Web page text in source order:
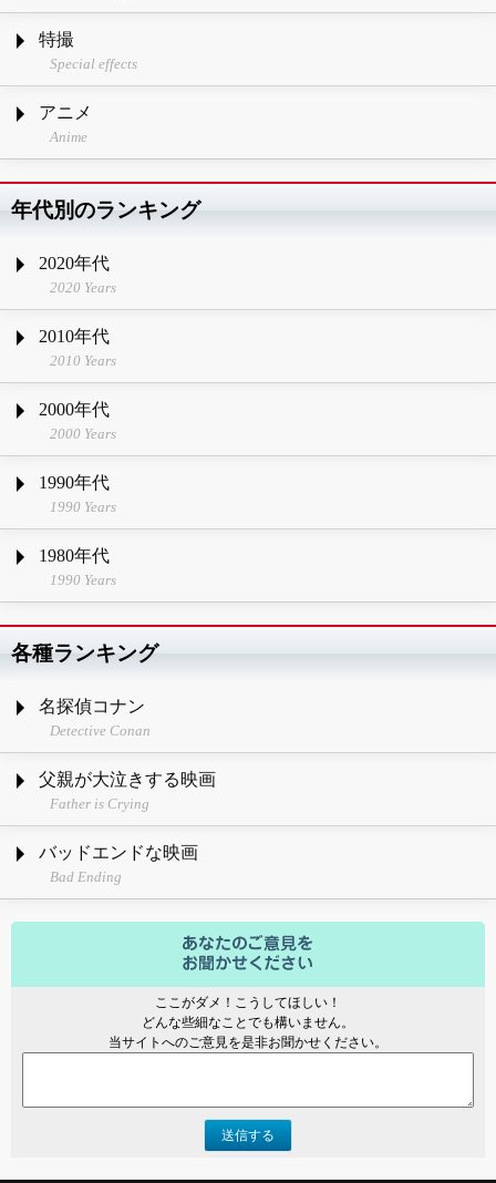
特撮
Special effects
アニメ
Anime
年代別のランキング
2020年代
2020 Years
2010年代
2010 Years
2000年代
2000 Years
1990年代
1990 Years
1980年代
1990 Years
各種ランキング
名探偵コナン
Detective Conan
父親が大泣きする映画
Father is Crying
バッドエンドな映画
Bad Ending
ここがダメ！こうしてほしい！
どんな些細なことでも構いません。
当サイトへのご意見を是非お聞かせください。
送信する